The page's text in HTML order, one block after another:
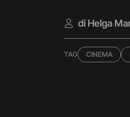
di Helga
TAG CINEMA